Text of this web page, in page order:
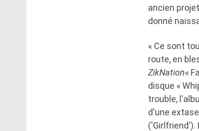
ancien
donné
« Ce sont
route, en
ZikNation«
disque «
trouble,
d'une
('Girlfriend').